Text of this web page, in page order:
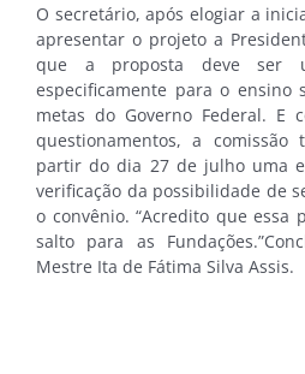
O secretário, após elogiar a
apresentar o projeto a
que a proposta deve ser
especificamente para o ensino
metas do Governo Federal. E
questionamentos, a
partir do dia 27 de julho uma
verificação da possibilidade de
o convênio. “Acredito que essa
salto para as
Mestre Ita de Fátima Silva Assis.